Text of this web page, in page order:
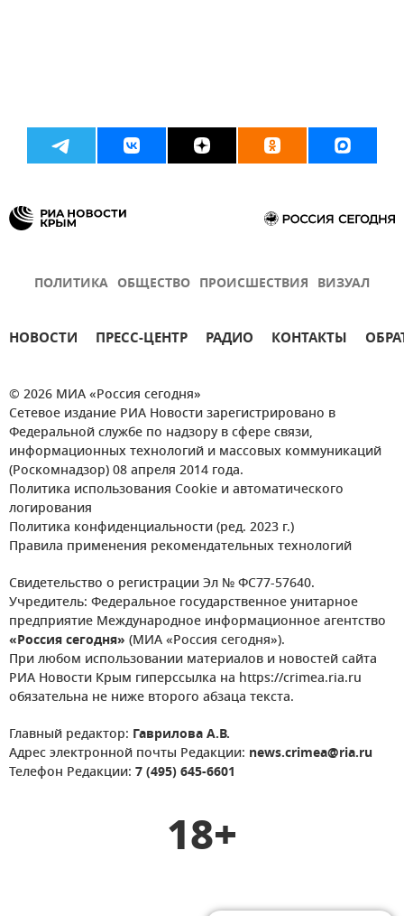
ПОЛИТИКА ОБЩЕСТВО ПРОИСШЕСТВИЯ ВИЗУАЛ
НОВОСТИ ПРЕСС-ЦЕНТР РАДИО КОНТАКТЫ
© 2026 МИА «Россия сегодня»
Сетевое издание РИА Новости зарегистрировано в
Федеральной службе по надзору в сфере связи,
информационных технологий и массовых коммуникаций
(Роскомнадзор) 08 апреля 2014 года.
Политика использования Cookie и автоматического
логирования
Политика конфиденциальности (ред. 2023 г.)
Правила применения рекомендательных технологий
Свидетельство о регистрации Эл № ФС77-57640.
Учредитель: Федеральное государственное унитарное
предприятие Международное информационное агентство
«Россия сегодня» (МИА «Россия сегодня»).
При любом использовании материалов и новостей сайта
РИА Новости Крым гиперссылка на https://crimea.ria.ru
обязательна не ниже второго абзаца текста.
Главный редактор: Гаврилова А.В.
Адрес электронной почты Редакции: news.crimea@ria.ru
Телефон Редакции: 7 (495) 645-6601
18+